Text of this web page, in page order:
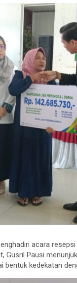
acara
Gusril Pausi
bentuk kedekatan